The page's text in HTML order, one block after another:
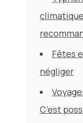
Fêtes
négliger
C’est